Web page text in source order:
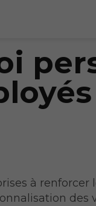
à renforcer
des